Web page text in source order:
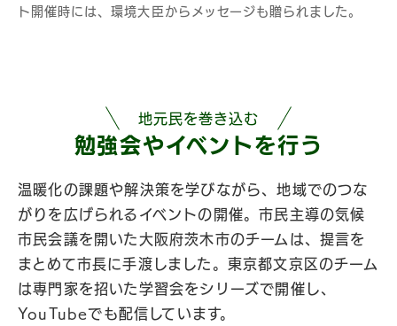
ト開催時には、環境大臣からメッセージも贈られました。
地元民を巻き込む
勉強会やイベントを行う​
温暖化の課題や解決策を学びながら、地域でのつな
がりを広げられるイベントの開催。市民主導の気候
市民会議を開いた大阪府茨木市のチームは、提言を
まとめて市長に手渡しました。東京都文京区のチーム
は専門家を招いた学習会をシリーズで開催し、
YouTubeでも配信しています。